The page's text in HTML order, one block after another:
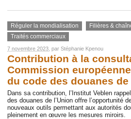
Réguler la mondialisation Filières &
Traités commerciaux
7 novembre 2023 , par Stéphanie Kpenou
Contribution à la
Commission
du code des douanes de
Dans sa contribution, l’Institut Veblen
des douanes de l’Union offre l’opportunité
nouveaux outils permettant aux autorités
pleinement en œuvre les mesures miroirs.